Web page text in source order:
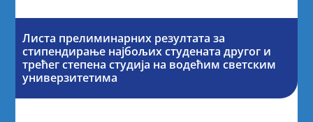
Листа прелиминарних резултата за
стипендирање најбољих студената другог и
трећег степена студија на водећим светским
универзитетима